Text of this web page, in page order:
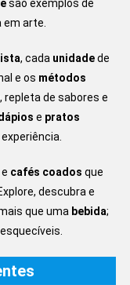
são exemplos de
arte.
, cada unidadede
e os métodos
repleta de sabores e
e pratos
e cafés coados que
descubra e
que uma bebida;